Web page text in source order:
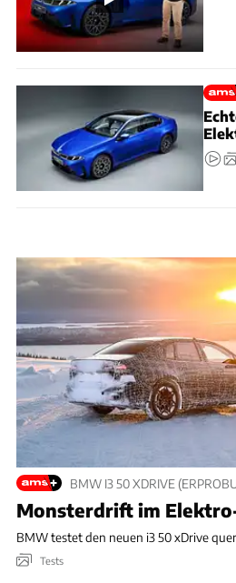
BMW I3 50 XDRIVE
Monsterdrift im
BMW testet den neuen i3 50 xDrive
Tests